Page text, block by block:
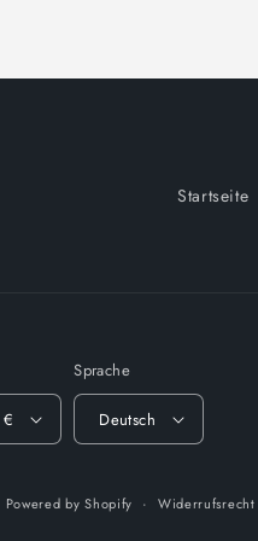
Startseite
Polen | EUR €
Sprache
Deutsch
Powered by Shopify Widerrufsrecht